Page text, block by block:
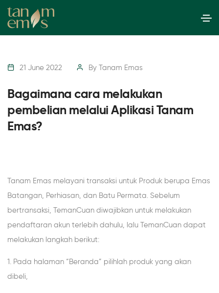
21 June 2022 By Tanam Emas
Bagaimana cara melakukan
pembelian melalui Aplikasi Tanam
Emas?
Tanam Emas melayani transaksi untuk Produk berupa Emas
Batangan, Perhiasan, dan Batu Permata. Sebelum
bertransaksi, TemanCuan diwajibkan untuk melakukan
pendaftaran akun terlebih dahulu, lalu TemanCuan dapat
melakukan langkah berikut:
1. Pada halaman “Beranda” pilihlah produk yang akan
dibeli,